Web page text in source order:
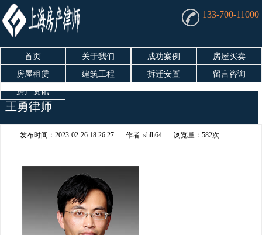
133-700-11000
首页 关于我们 成功案例
房屋买卖
房屋租赁
建筑工程 拆迁安置
留言咨询
房产资讯
王勇律师
发布时间：2023-02-26 18:26:27 作者: shlh64 浏览量：582次